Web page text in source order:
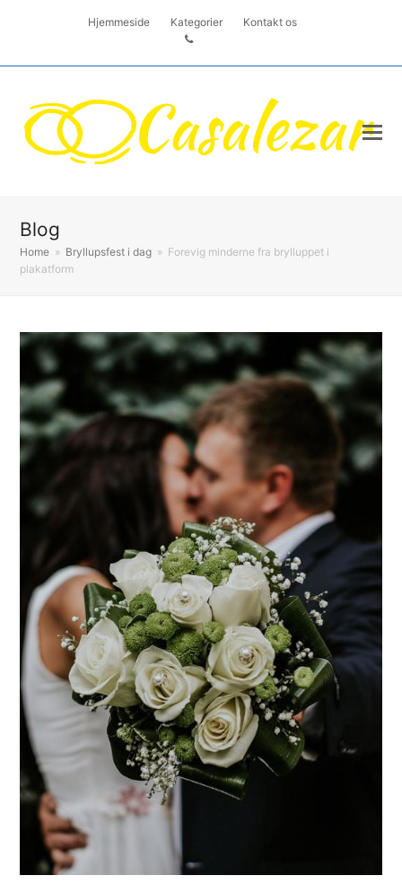
Hjemmeside Kategorier Kontakt os
Blog
Home » Bryllupsfest i dag » Forevig minderne fra brylluppet i
plakatform